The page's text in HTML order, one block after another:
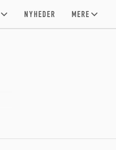
NYHEDER MERE